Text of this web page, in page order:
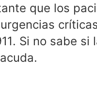
que los
Si no sabe